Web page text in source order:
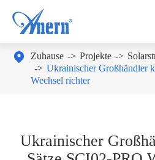
 Zuhause Projekte
Ukrainischer Großhändler
Wechsel richter
Ukrainischer